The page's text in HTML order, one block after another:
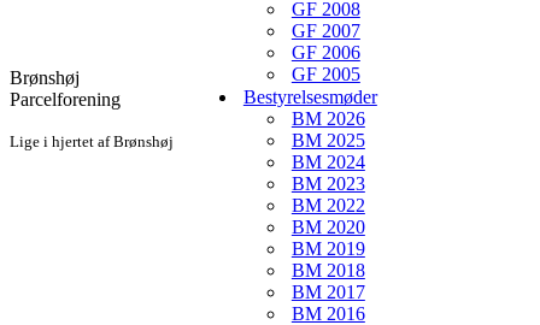
Brønshøj
Parcelforening
Lige i hjertet af Brønshøj
GF 2008
GF 2007
GF 2006
GF 2005
Bestyrelsesmøder
BM 2026
BM 2025
BM 2024
BM 2023
BM 2022
BM 2020
BM 2019
BM 2018
BM 2017
BM 2016